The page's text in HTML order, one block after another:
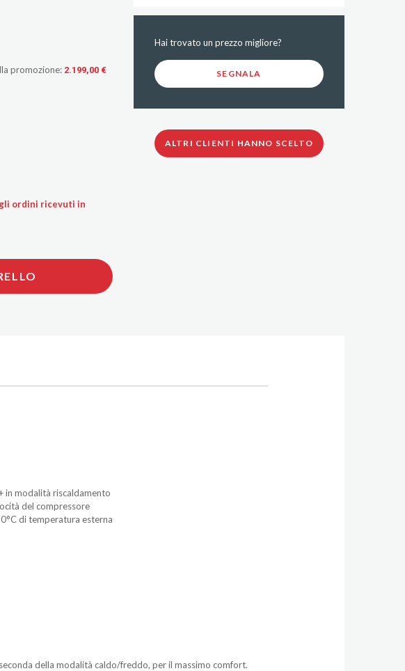
promozione: 2.199,00 €
ordini ricevuti in
Hai trovato un prezzo migliore?
SEGNALA
ALTRI CLIENTI HANNO SCELTO
in modalità riscaldamento
del compressore
di temperatura esterna
della modalità caldo/freddo, per il massimo comfort.